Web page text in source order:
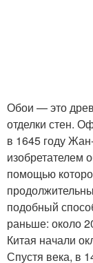
Обои — это
отделки стен.
в 1645 году
изобретателем
помощью
подобный
раньше: около
Китая начали
Спустя века, в